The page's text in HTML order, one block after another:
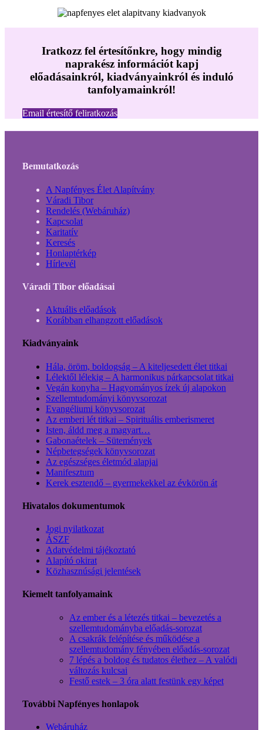
Iratkozz fel értesítőnkre, hogy mindig
naprakész információt kapj
előadásainkról, kiadványainkról és induló
tanfolyamainkról!
Email értesítő feliratkozás
Bemutatkozás
A Napfényes Élet Alapítvány
Váradi Tibor
Rendelés (Webáruház)
Kapcsolat
Karitatív
Keresés
Honlaptérkép
Hírlevél
Váradi Tibor előadásai
Aktuális előadások
Korábban elhangzott előadások
Kiadványaink
Hála, öröm, boldogság – A kiteljesedett élet titkai
Lélektől lélekig – A harmonikus párkapcsolat titkai
Vegán konyha – Hagyományos ízek új alapokon
Szellemtudományi könyvsorozat
Evangéliumi könyvsorozat
Az emberi lét titkai – Spirituális emberismeret
Isten, áldd meg a magyart…
Gabonaételek – Sütemények
Népbetegségek könyvsorozat
Az egészséges életmód alapjai
Manifesztum
Kerek esztendő – gyermekekkel az évkörön át
Hivatalos dokumentumok
Jogi nyilatkozat
ÁSZF
Adatvédelmi tájékoztató
Alapító okirat
Közhasznúsági jelentések
Kiemelt tanfolyamaink
Az ember és a létezés titkai – bevezetés a
szellemtudományba előadás-sorozat
A csakrák felépítése és működése a
szellemtudomány fényében előadás-sorozat
7 lépés a boldog és tudatos élethez – A valódi
változás kulcsai
Festő estek – 3 óra alatt festünk egy képet
További Napfényes honlapok
Webáruház